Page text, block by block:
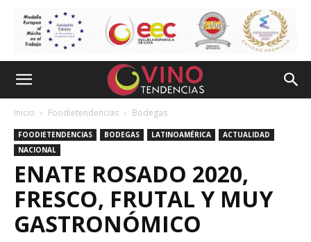
Inicio Foodietendencias Bodegas
FOODIETENDENCIAS BODEGAS LATINOAMÉRICA
ACTUALIDAD
NACIONAL
ENATE ROSADO 2020,
FRESCO, FRUTAL Y MUY
GASTRONÓMICO